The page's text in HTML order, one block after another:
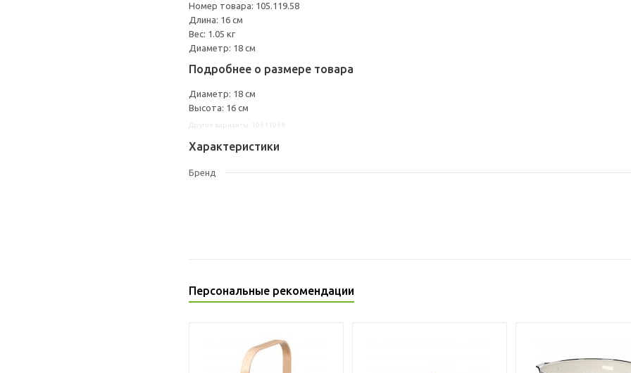
Номер товара: 105.119.58
Длина: 16 см
Вес: 1.05 кг
Диаметр: 18 см
Подробнее о размере товара
Диаметр: 18 см
Высота: 16 см
Характеристики
Бренд
Персональные рекомендации